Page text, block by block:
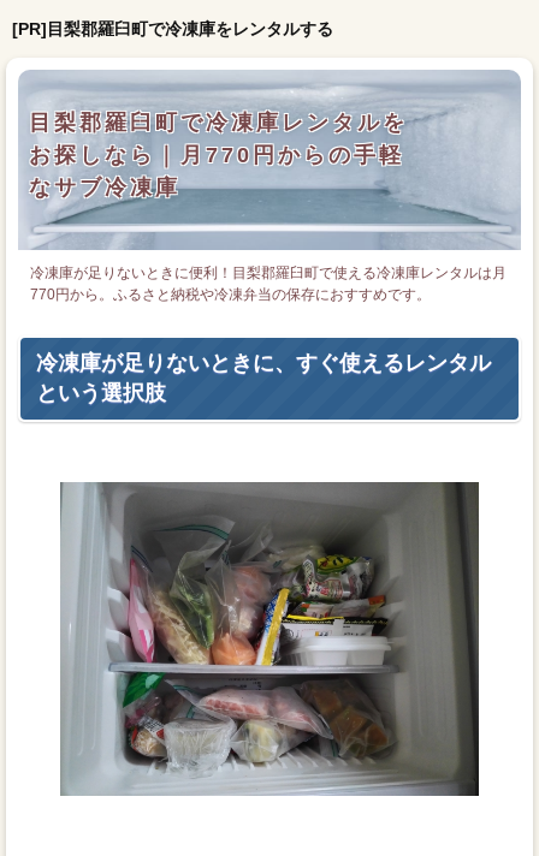
[PR]目梨郡羅臼町で冷凍庫をレンタルする
目梨郡羅臼町で冷凍庫レンタルを
お探しなら｜月770円からの手軽
なサブ冷凍庫
冷凍庫が足りないときに便利！目梨郡羅臼町で使える冷凍庫レンタルは月
770円から。ふるさと納税や冷凍弁当の保存におすすめです。
冷凍庫が足りないときに、すぐ使えるレンタル
という選択肢